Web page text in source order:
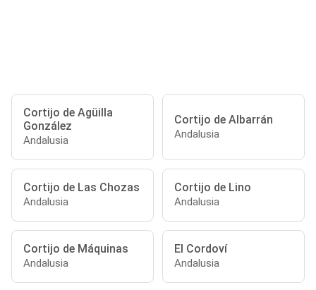
Cortijo de Agüilla
González
Andalusia
Cortijo de Albarrán
Andalusia
Cortijo de Las Chozas
Andalusia
Cortijo de Lino
Andalusia
Cortijo de Máquinas
Andalusia
El Cordoví
Andalusia